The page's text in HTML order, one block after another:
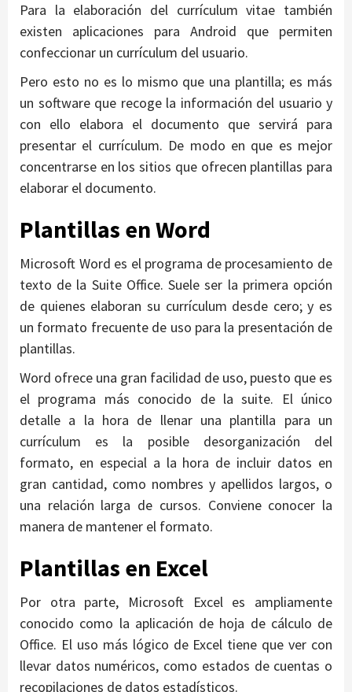
Para la elaboración del currículum vitae también
existen aplicaciones para Android que permiten
confeccionar un currículum del usuario.
Pero esto no es lo mismo que una plantilla; es más
un software que recoge la información del usuario y
con ello elabora el documento que servirá para
presentar el currículum. De modo en que es mejor
concentrarse en los sitios que ofrecen plantillas para
elaborar el documento.
Plantillas en Word
Microsoft Word es el programa de procesamiento de
texto de la Suite Office. Suele ser la primera opción
de quienes elaboran su currículum desde cero; y es
un formato frecuente de uso para la presentación de
plantillas.
Word ofrece una gran facilidad de uso, puesto que es
el programa más conocido de la suite. El único
detalle a la hora de llenar una plantilla para un
currículum es la posible desorganización del
formato, en especial a la hora de incluir datos en
gran cantidad, como nombres y apellidos largos, o
una relación larga de cursos. Conviene conocer la
manera de mantener el formato.
Plantillas en Excel
Por otra parte, Microsoft Excel es ampliamente
conocido como la aplicación de hoja de cálculo de
Office. El uso más lógico de Excel tiene que ver con
llevar datos numéricos, como estados de cuentas o
recopilaciones de datos estadísticos.